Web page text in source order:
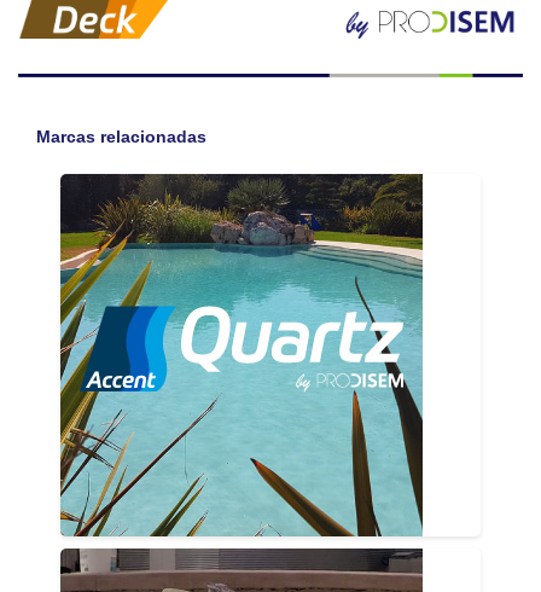
Marcas relacionadas